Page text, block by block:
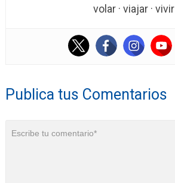
volar · viajar · vivir
Publica tus Comentarios